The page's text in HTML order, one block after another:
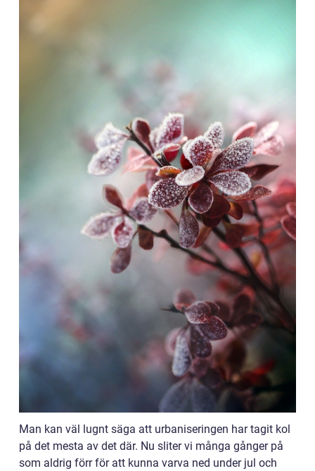
Man kan väl lugnt säga att urbaniseringen har tagit kol
på det mesta av det där. Nu sliter vi många gånger på
som aldrig förr för att kunna varva ned under jul och